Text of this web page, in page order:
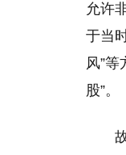
允许
于当
风”
股”。